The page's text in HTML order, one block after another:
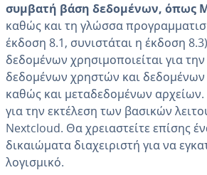
συμβατή βάση δεδομένων, όπως
καθώς και τη γλώσσα
έκδοση 8.1, συνιστάται η έκδοση
δεδομένων χρησιμοποιείται για
δεδομένων χρηστών και
καθώς και μεταδεδομένων αρχείων.
για την εκτέλεση των βασικών
Nextcloud. Θα χρειαστείτε επίσης
δικαιώματα διαχειριστή για να
λογισμικό.